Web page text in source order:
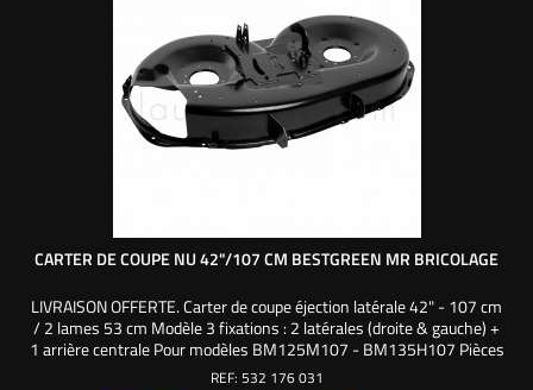
CARTER DE COUPE NU 42"/107 CM BESTGREEN MR BRICOLAGE
LIVRAISON OFFERTE. Carter de coupe éjection latérale 42" - 107 cm
/ 2 lames 53 cm Modèle 3 fixations : 2 latérales (droite & gauche) +
1 arrière centrale Pour modèles BM125M107 - BM135H107 Pièces
Origine Husqvarna références : 532176031 - 532164961 -
REF: 532 176 031